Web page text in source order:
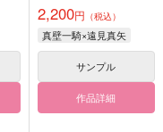
2,200円 （税込）
真壁一騎×遠見真矢
サンプル
作品詳細